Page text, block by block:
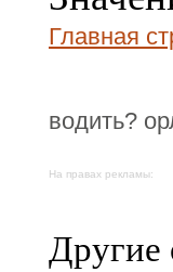
Главная
водить?
На правах рекламы:
Другие